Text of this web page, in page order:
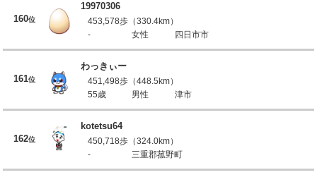
160位
19970306
453,578歩（330.4km）
-
女性 四日市市
161位
わっきぃー
451,498歩（448.5km）
55歳
男性 津市
162位
kotetsu64
450,718歩（324.0km）
-
三重郡菰野町